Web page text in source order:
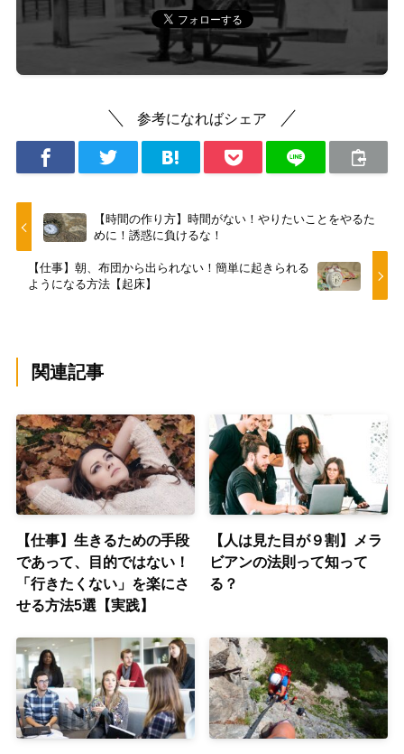
参考になればシェア
【時間の作り方】時間がない！やりたいことをやるた
めに！誘惑に負けるな！
【仕事】朝、布団から出られない！簡単に起きられる
ようになる方法【起床】
関連記事
【仕事】生きるための手段
であって、目的ではない！
「行きたくない」を楽にさ
せる方法5選【実践】
【人は見た目が９割】メラ
ビアンの法則って知って
る？